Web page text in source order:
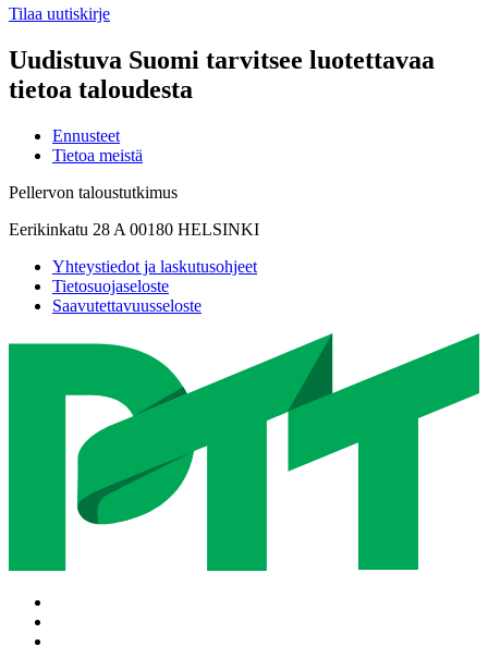
Tilaa uutiskirje
Uudistuva Suomi tarvitsee luotettavaa
tietoa taloudesta
Ennusteet
Tietoa meistä
Pellervon taloustutkimus
Eerikinkatu 28 A 00180 HELSINKI
Yhteystiedot ja laskutusohjeet
Tietosuojaseloste
Saavutettavuusseloste